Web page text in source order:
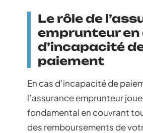
Le rôle de
emprunteur en
d’incapacité
paiement
En cas d’incapacité de
l’assurance emprunteur
fondamental en couvrant
des remboursements de